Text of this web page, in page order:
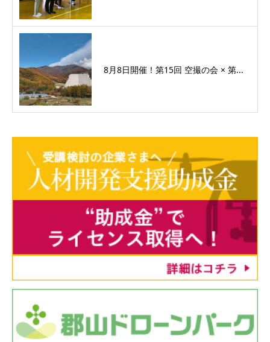
8月8日開催！第15回 空撮の会 × 第...